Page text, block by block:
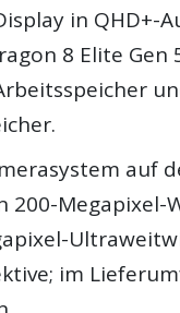
in QHD+-
8 Elite Gen
auf
200-Megapixel-
im